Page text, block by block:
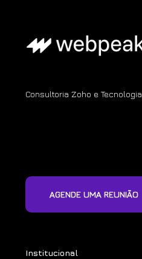
Consultoria Zoho e Tecnologia
AGENDE UMA REUNIÃO
Institucional